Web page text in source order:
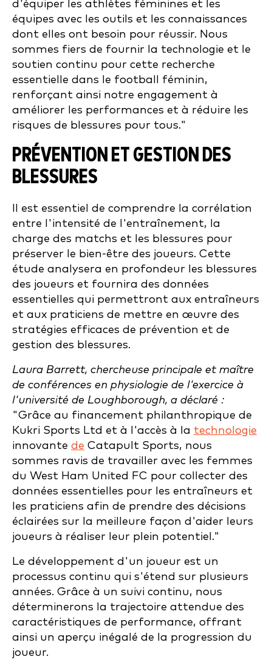
d'équiper les athlètes féminines et les
équipes avec les outils et les connaissances
dont elles ont besoin pour réussir. Nous
sommes fiers de fournir la technologie et le
soutien continu pour cette recherche
essentielle dans le football féminin,
renforçant ainsi notre engagement à
améliorer les performances et à réduire les
risques de blessures pour tous."
PRÉVENTION ET GESTION DES
BLESSURES
Il est essentiel de comprendre la corrélation
entre l'intensité de l'entraînement, la
charge des matchs et les blessures pour
préserver le bien-être des joueurs. Cette
étude analysera en profondeur les blessures
des joueurs et fournira des données
essentielles qui permettront aux entraîneurs
et aux praticiens de mettre en œuvre des
stratégies efficaces de prévention et de
gestion des blessures.
Laura Barrett, chercheuse principale et maître
de conférences en physiologie de l'exercice à
l'université de Loughborough, a déclaré :
"Grâce au financement philanthropique de
Kukri Sports Ltd et à l'accès à la technologie
innovante de Catapult Sports, nous
sommes ravis de travailler avec les femmes
du West Ham United FC pour collecter des
données essentielles pour les entraîneurs et
les praticiens afin de prendre des décisions
éclairées sur la meilleure façon d'aider leurs
joueurs à réaliser leur plein potentiel."
Le développement d'un joueur est un
processus continu qui s'étend sur plusieurs
années. Grâce à un suivi continu, nous
déterminerons la trajectoire attendue des
caractéristiques de performance, offrant
ainsi un aperçu inégalé de la progression du
joueur.